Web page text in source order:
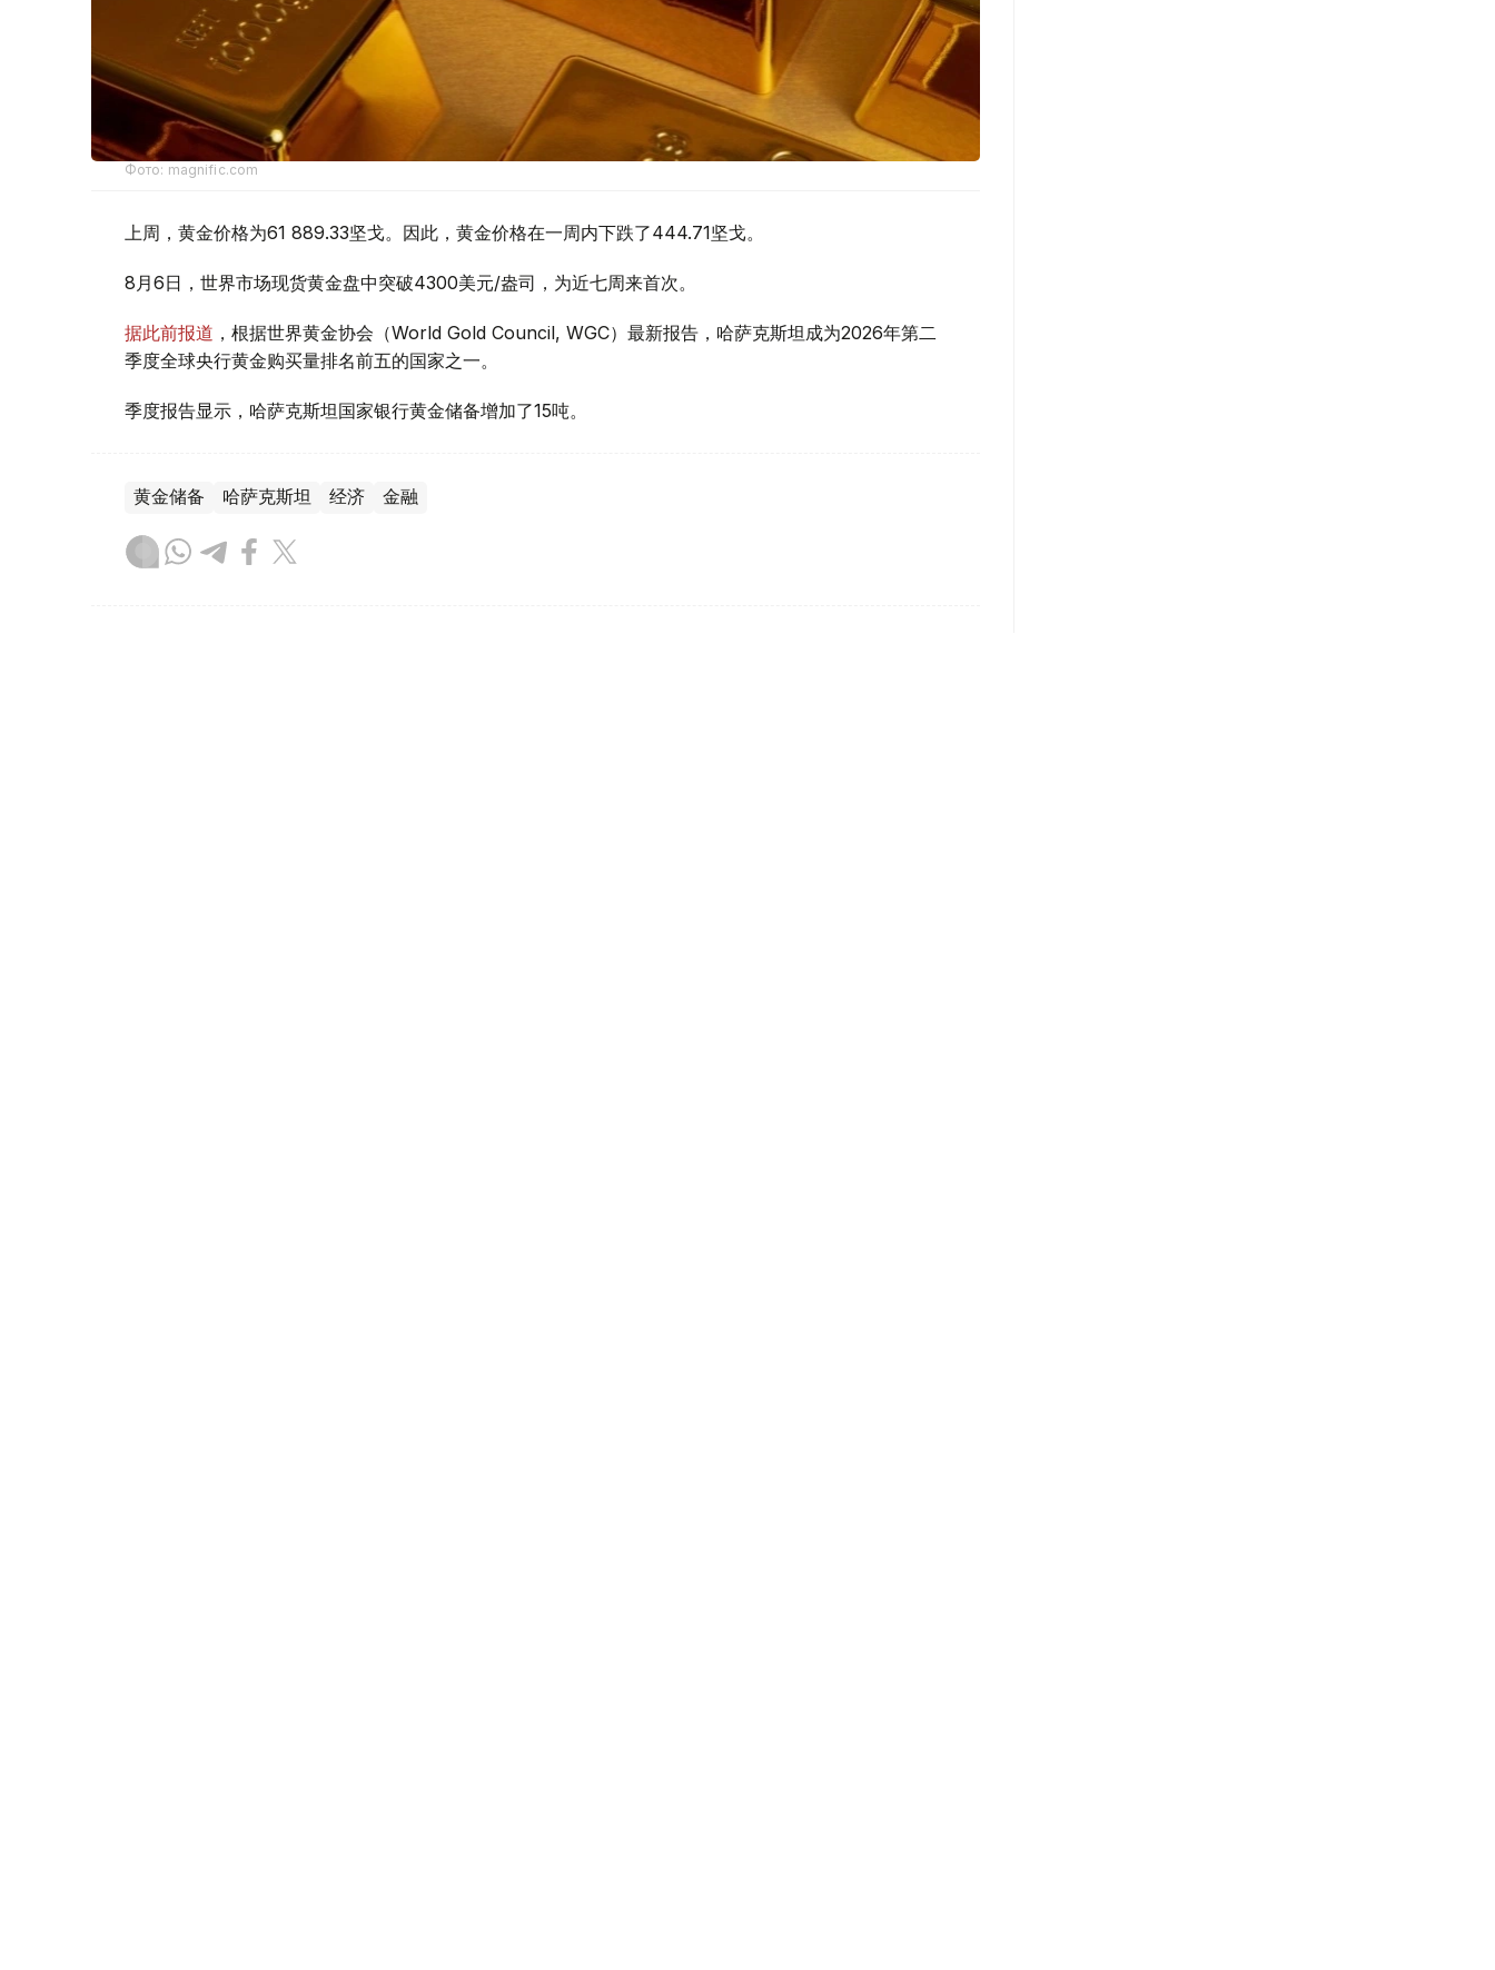
Фото: magnific.com
上周，黄金价格为61 889.33坚戈。因此，黄金价格在一周内下跌了444.71坚戈。
8月6日，世界市场现货黄金盘中突破4300美元/盎司，为近七周来首次。
据此前报道 ，根据世界黄金协会（World Gold Council, WGC）最新报告，哈萨克斯坦成为2026年第二
季度全球央行黄金购买量排名前五的国家之一。
季度报告显示，哈萨克斯坦国家银行黄金储备增加了15吨。
黄金储备 哈萨克斯坦 经济 金融